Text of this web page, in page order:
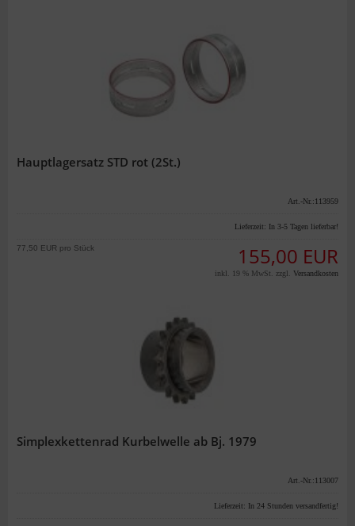
Hauptlagersatz STD rot (2St.)
Art.-Nr.:113959
Lieferzeit: In 3-5 Tagen lieferbar!
155,00 EUR
77,50 EUR pro Stück
inkl. 19 % MwSt. zzgl. Versandkosten
Simplexkettenrad Kurbelwelle ab Bj. 1979
Art.-Nr.:113007
Lieferzeit: In 24 Stunden versandfertig!